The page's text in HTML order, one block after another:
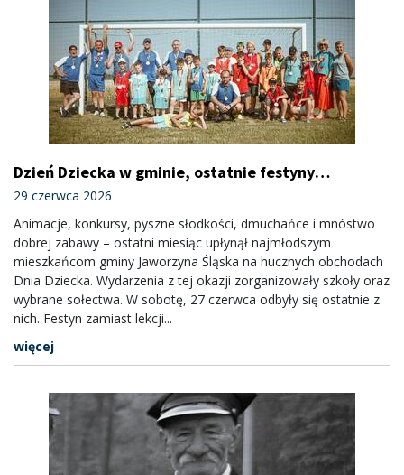
Dzień Dziecka w gminie, ostatnie festyny
za nami
29 czerwca 2026
Animacje, konkursy, pyszne słodkości, dmuchańce i mnóstwo
dobrej zabawy – ostatni miesiąc upłynął najmłodszym
mieszkańcom gminy Jaworzyna Śląska na hucznych obchodach
Dnia Dziecka. Wydarzenia z tej okazji zorganizowały szkoły oraz
wybrane sołectwa. W sobotę, 27 czerwca odbyły się ostatnie z
nich. Festyn zamiast lekcji...
więcej